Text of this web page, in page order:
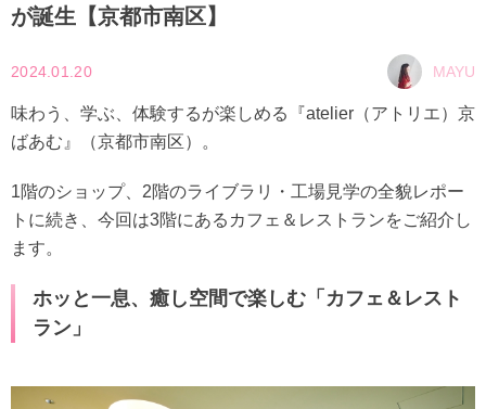
が誕生【京都市南区】
2024.01.20 MAYU
味わう、学ぶ、体験するが楽しめる『atelier（アトリエ）京
ばあむ』（京都市南区）。
1階のショップ、2階のライブラリ・工場見学の全貌レポー
トに続き、今回は3階にあるカフェ＆レストランをご紹介し
ます。
ホッと一息、癒し空間で楽しむ「カフェ＆レスト
ラン」